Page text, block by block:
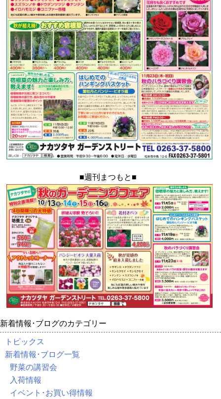
■週刊まつもと■
新着情報･ブログのカテゴリー
トピックス
新着情報･ブログ一覧
野菜の講習会
入荷情報
イベント･お買い得情報